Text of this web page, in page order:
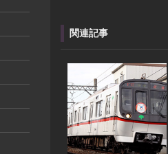
関連記事